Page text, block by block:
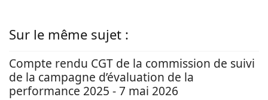
Sur le même sujet :
Compte rendu CGT de la commission de suivi
de la campagne d’évaluation de la
performance 2025 - 7 mai 2026